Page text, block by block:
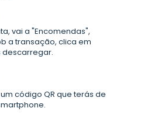
vai a "Encomendas",
a transação, clica em
descarregar.
código QR que terás de